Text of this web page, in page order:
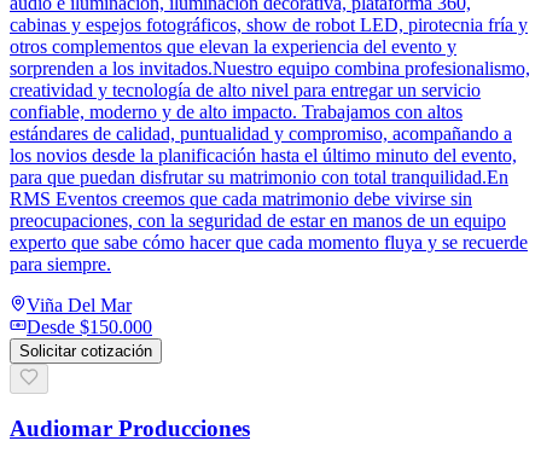
cabinas y espejos fotográficos, show de robot LED, pirotecnia fría y
otros complementos que elevan la experiencia del evento y
sorprenden a los invitados.Nuestro equipo combina profesionalismo,
creatividad y tecnología de alto nivel para entregar un servicio
confiable, moderno y de alto impacto. Trabajamos con altos
estándares de calidad, puntualidad y compromiso, acompañando a
los novios desde la planificación hasta el último minuto del evento,
para que puedan disfrutar su matrimonio con total tranquilidad.En
RMS Eventos creemos que cada matrimonio debe vivirse sin
preocupaciones, con la seguridad de estar en manos de un equipo
experto que sabe cómo hacer que cada momento fluya y se recuerde
para siempre.
Viña Del Mar
Desde $150.000
Solicitar cotización
Audiomar Producciones